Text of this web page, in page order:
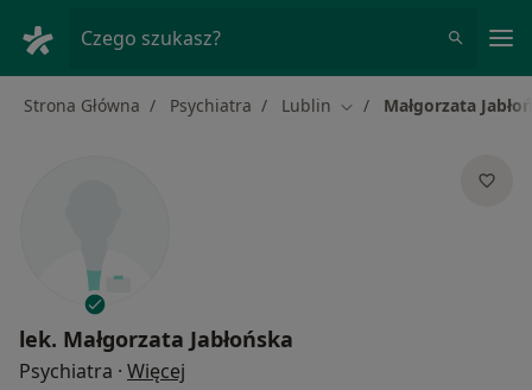
Czego szukasz?
Strona Główna Psychiatra Lublin Zmień miasto
Małgorzata
lek. Małgorzata Jabłońska
Psychiatra · Więcej